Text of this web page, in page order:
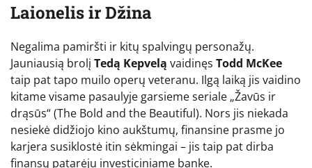
Laionelis ir Džina
Negalima pamiršti ir kitų spalvingų personažų.
Jauniausią brolį Tedą Kepvelą vaidinęs Todd McKee
taip pat tapo muilo operų veteranu. Ilgą laiką jis vaidino
kitame visame pasaulyje garsieme seriale „Žavūs ir
drąsūs“ (The Bold and the Beautiful). Nors jis niekada
nesiekė didžiojo kino aukštumų, finansine prasme jo
karjera susiklostė itin sėkmingai – jis taip pat dirba
finansų patarėju investiciniame banke.